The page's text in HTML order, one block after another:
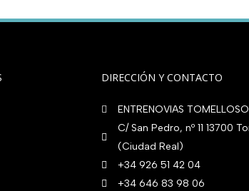
DIRECCIÓN Y CONTACTO
ENTRENOVIAS TOMELLOSO
C/ San Pedro, nº 11 13700
(Ciudad Real)
+34 926 51 42 04
+34 646 83 98 06